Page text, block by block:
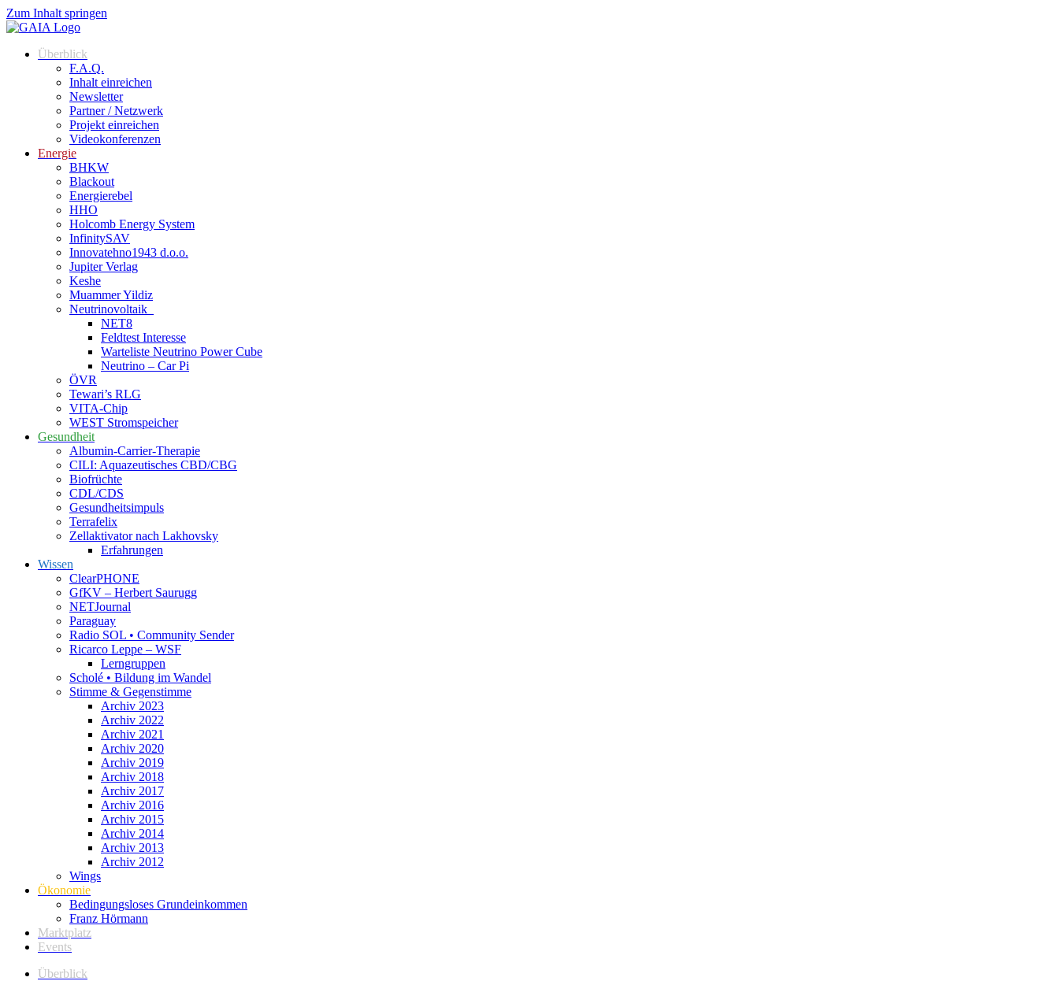
Zum Inhalt springen
Überblick
F.A.Q.
Inhalt einreichen
Newsletter
Partner / Netzwerk
Projekt einreichen
Videokonferenzen
Energie
BHKW
Blackout
Energierebel
HHO
Holcomb Energy System
InfinitySAV
Innovatehno1943 d.o.o.
Jupiter Verlag
Keshe
Muammer Yildiz
Neutrinovoltaik
NET8
Feldtest Interesse
Warteliste Neutrino Power Cube
Neutrino – Car Pi
ÖVR
Tewari’s RLG
VITA-Chip
WEST Stromspeicher
Gesundheit
Albumin-Carrier-Therapie
CILI: Aquazeutisches CBD/CBG
Biofrüchte
CDL/CDS
Gesundheitsimpuls
Terrafelix
Zellaktivator nach Lakhovsky
Erfahrungen
Wissen
ClearPHONE
GfKV – Herbert Saurugg
NETJournal
Paraguay
Radio SOL • Community Sender
Ricarco Leppe – WSF
Lerngruppen
Scholé • Bildung im Wandel
Stimme & Gegenstimme
Archiv 2023
Archiv 2022
Archiv 2021
Archiv 2020
Archiv 2019
Archiv 2018
Archiv 2017
Archiv 2016
Archiv 2015
Archiv 2014
Archiv 2013
Archiv 2012
Wings
Ökonomie
Bedingungsloses Grundeinkommen
Franz Hörmann
Marktplatz
Events
Überblick